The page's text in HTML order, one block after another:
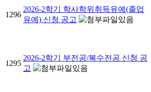
1296
2026-2학기 학사학위취득유예(졸업
유예) 신청 공고
1295
2026-2학기 부전공/복수전공 신청 공
고